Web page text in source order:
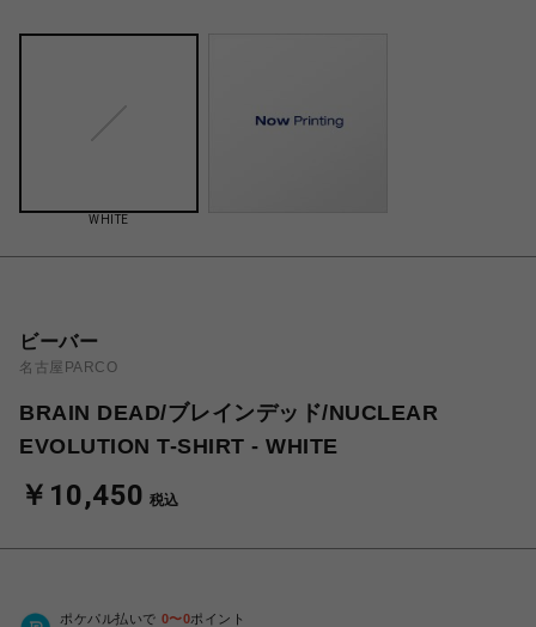
WHITE
ビーバー
名古屋PARCO
BRAIN DEAD/ブレインデッド/NUCLEAR
EVOLUTION T-SHIRT - WHITE
￥10,450 税込
ポケパル払いで 0〜0ポイント